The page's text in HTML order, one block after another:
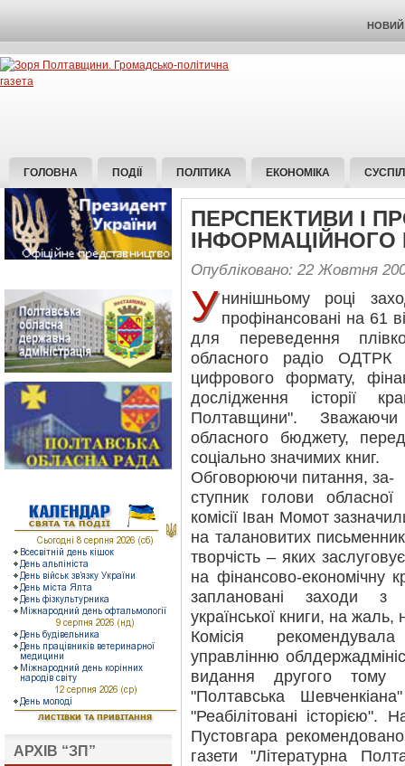
НОВИЙ
ГОЛОВНА ПОДІЇ ПОЛІТИКА ЕКОНОМІКА
АРХІВ “ЗП”
ПЕРСПЕКТИВИ І
ІНФОРМАЦІЙНОГО
Опубліковано: 22 Жовтня
У нинішньому році
профінансовані на 61
для переведення
обласного радіо ОДТРК
цифрового формату,
дослідження історії
Полтавщини".
обласного бюджету,
соціально значимих книг.
Обговорюючи питання, за-
ступник голови
комісії Іван Момот
на талановитих
творчість – яких
на фінансово-економічну
заплановані заходи з
української книги, на
Комісія
управлінню
видання другого тому
"Полтавська
"Реабілітовані
Пустовгара
газети "Літературна